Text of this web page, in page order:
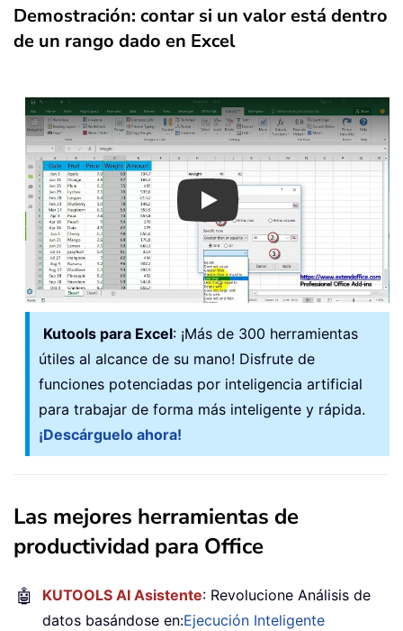
Demostración: contar si un valor está dentro
de un rango dado en Excel
Play
Kutools para Excel: ¡Más de 300 herramientas
útiles al alcance de su mano! Disfrute de
funciones potenciadas por inteligencia artificial
para trabajar de forma más inteligente y rápida.
¡Descárguelo ahora!
Las mejores herramientas de
productividad para Office
🤖 KUTOOLS AI Asistente: Revolucione Análisis de
datos basándose en:Ejecución Inteligente